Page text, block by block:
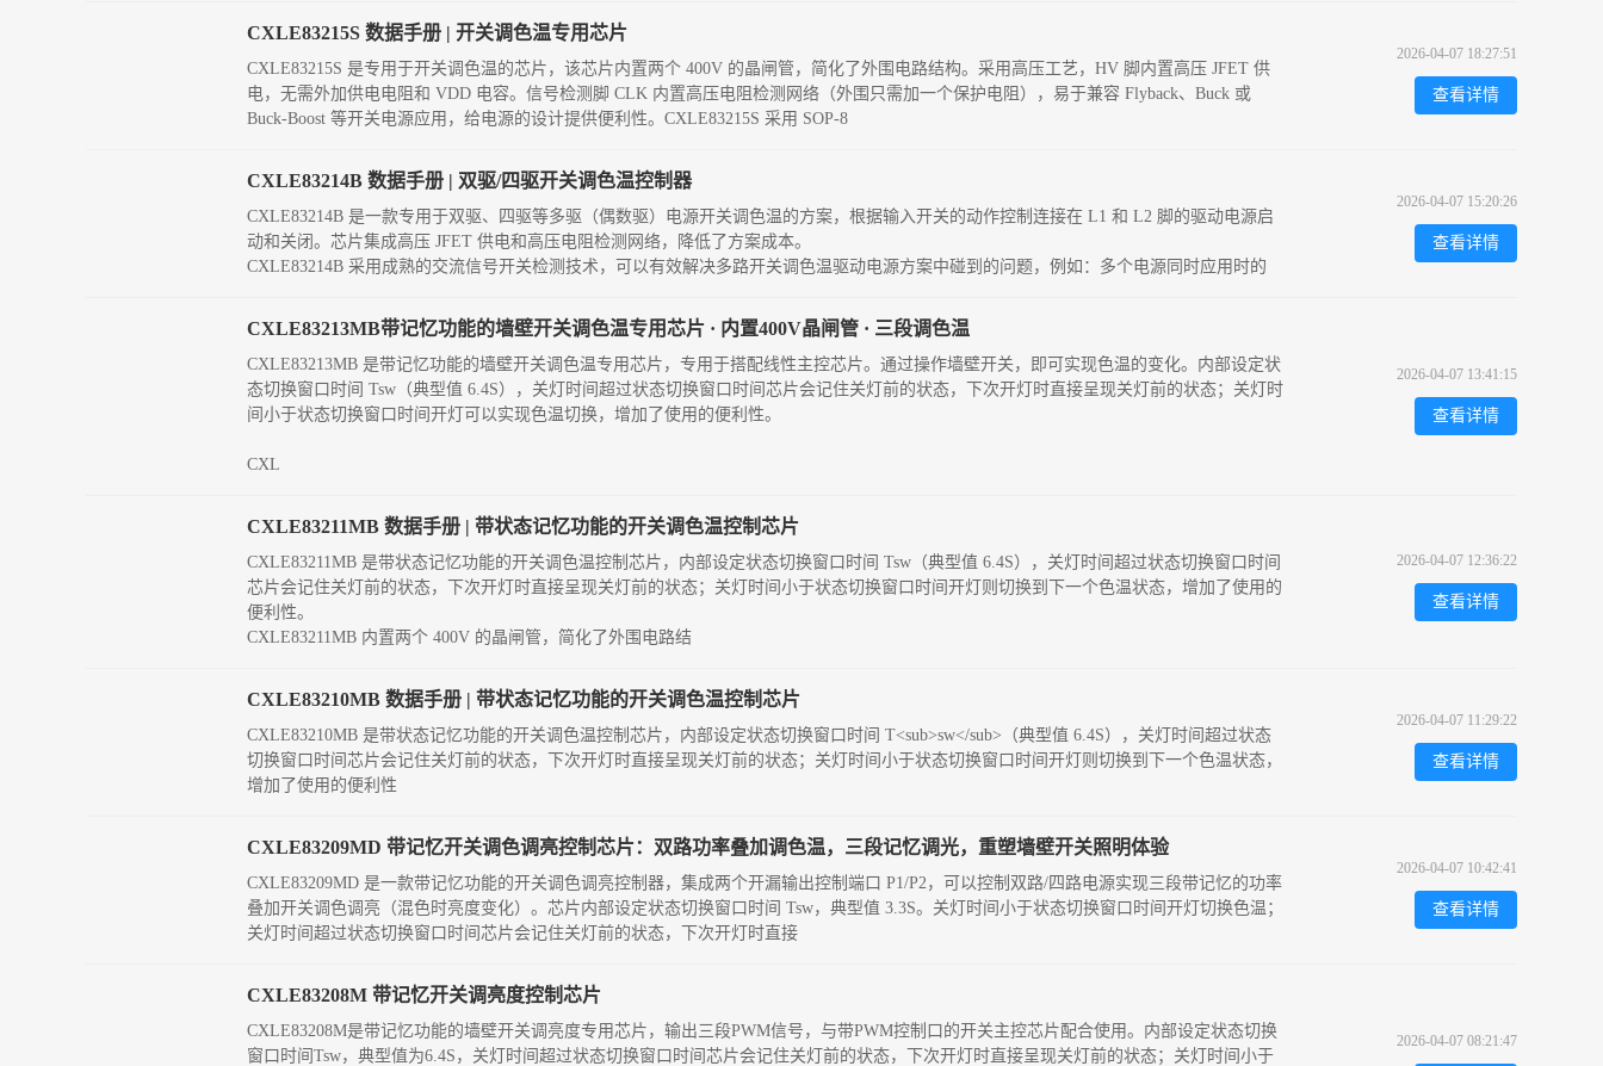
CXLE83215S 数据手册 | 开关调色温专用芯片
CXLE83215S 是专用于开关调色温的芯片，该芯片内置两个 400V 的晶闸管，简化了外围电路结构。采用高压工艺，HV 脚内置高压 JFET 供
电，无需外加供电电阻和 VDD 电容。信号检测脚 CLK 内置高压电阻检测网络（外围只需加一个保护电阻），易于兼容 Flyback、Buck 或
Buck-Boost 等开关电源应用，给电源的设计提供便利性。CXLE83215S 采用 SOP-8
2026-04-07 18:27:51
查看详情
CXLE83214B 数据手册 | 双驱/四驱开关调色温控制器
CXLE83214B 是一款专用于双驱、四驱等多驱（偶数驱）电源开关调色温的方案，根据输入开关的动作控制连接在 L1 和 L2 脚的驱动电源启
动和关闭。芯片集成高压 JFET 供电和高压电阻检测网络，降低了方案成本。
CXLE83214B 采用成熟的交流信号开关检测技术，可以有效解决多路开关调色温驱动电源方案中碰到的问题，例如：多个电源同时应用时的
2026-04-07 15:20:26
查看详情
CXLE83213MB带记忆功能的墙壁开关调色温专用芯片 · 内置400V晶闸管 · 三段调色温
CXLE83213MB 是带记忆功能的墙壁开关调色温专用芯片，专用于搭配线性主控芯片。通过操作墙壁开关，即可实现色温的变化。内部设定状
态切换窗口时间 Tsw（典型值 6.4S），关灯时间超过状态切换窗口时间芯片会记住关灯前的状态，下次开灯时直接呈现关灯前的状态；关灯时
间小于状态切换窗口时间开灯可以实现色温切换，增加了使用的便利性。
CXL
2026-04-07 13:41:15
查看详情
CXLE83211MB 数据手册 | 带状态记忆功能的开关调色温控制芯片
CXLE83211MB 是带状态记忆功能的开关调色温控制芯片，内部设定状态切换窗口时间 Tsw（典型值 6.4S），关灯时间超过状态切换窗口时间
芯片会记住关灯前的状态，下次开灯时直接呈现关灯前的状态；关灯时间小于状态切换窗口时间开灯则切换到下一个色温状态，增加了使用的
便利性。
CXLE83211MB 内置两个 400V 的晶闸管，简化了外围电路结
2026-04-07 12:36:22
查看详情
CXLE83210MB 数据手册 | 带状态记忆功能的开关调色温控制芯片
CXLE83210MB 是带状态记忆功能的开关调色温控制芯片，内部设定状态切换窗口时间 T<sub>sw</sub>（典型值 6.4S），关灯时间超过状态
切换窗口时间芯片会记住关灯前的状态，下次开灯时直接呈现关灯前的状态；关灯时间小于状态切换窗口时间开灯则切换到下一个色温状态，
增加了使用的便利性
2026-04-07 11:29:22
查看详情
CXLE83209MD 带记忆开关调色调亮控制芯片：双路功率叠加调色温，三段记忆调光，重塑墙壁开关照明体验
CXLE83209MD 是一款带记忆功能的开关调色调亮控制器，集成两个开漏输出控制端口 P1/P2，可以控制双路/四路电源实现三段带记忆的功率
叠加开关调色调亮（混色时亮度变化）。芯片内部设定状态切换窗口时间 Tsw，典型值 3.3S。关灯时间小于状态切换窗口时间开灯切换色温；
关灯时间超过状态切换窗口时间芯片会记住关灯前的状态，下次开灯时直接
2026-04-07 10:42:41
查看详情
CXLE83208M 带记忆开关调亮度控制芯片
CXLE83208M是带记忆功能的墙壁开关调亮度专用芯片，输出三段PWM信号，与带PWM控制口的开关主控芯片配合使用。内部设定状态切换
窗口时间Tsw，典型值为6.4S，关灯时间超过状态切换窗口时间芯片会记住关灯前的状态，下次开灯时直接呈现关灯前的状态；关灯时间小于
2026-04-07 08:21:47